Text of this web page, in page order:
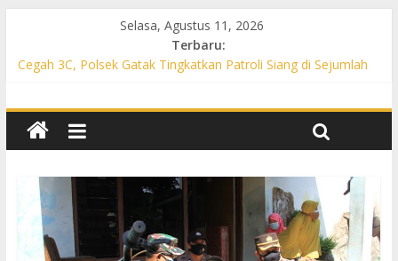
Selasa, Agustus 11, 2026
Terbaru:
Cegah 3C, Polsek Gatak Tingkatkan Patroli Siang di Sejumlah
hingga Permukiman Cegah 3C
Patroli Siang Polsek Grogol Sasar Perbankan hingga
Cegah 3C, Polsek Bulu Sukoharjo Gencarkan Patroli Siang
Sasar Pasar hingga Permukiman
Cegah 3C dan Penyakit Masyarakat, Polsek Tawangsari
Gencarkan Patroli Siang